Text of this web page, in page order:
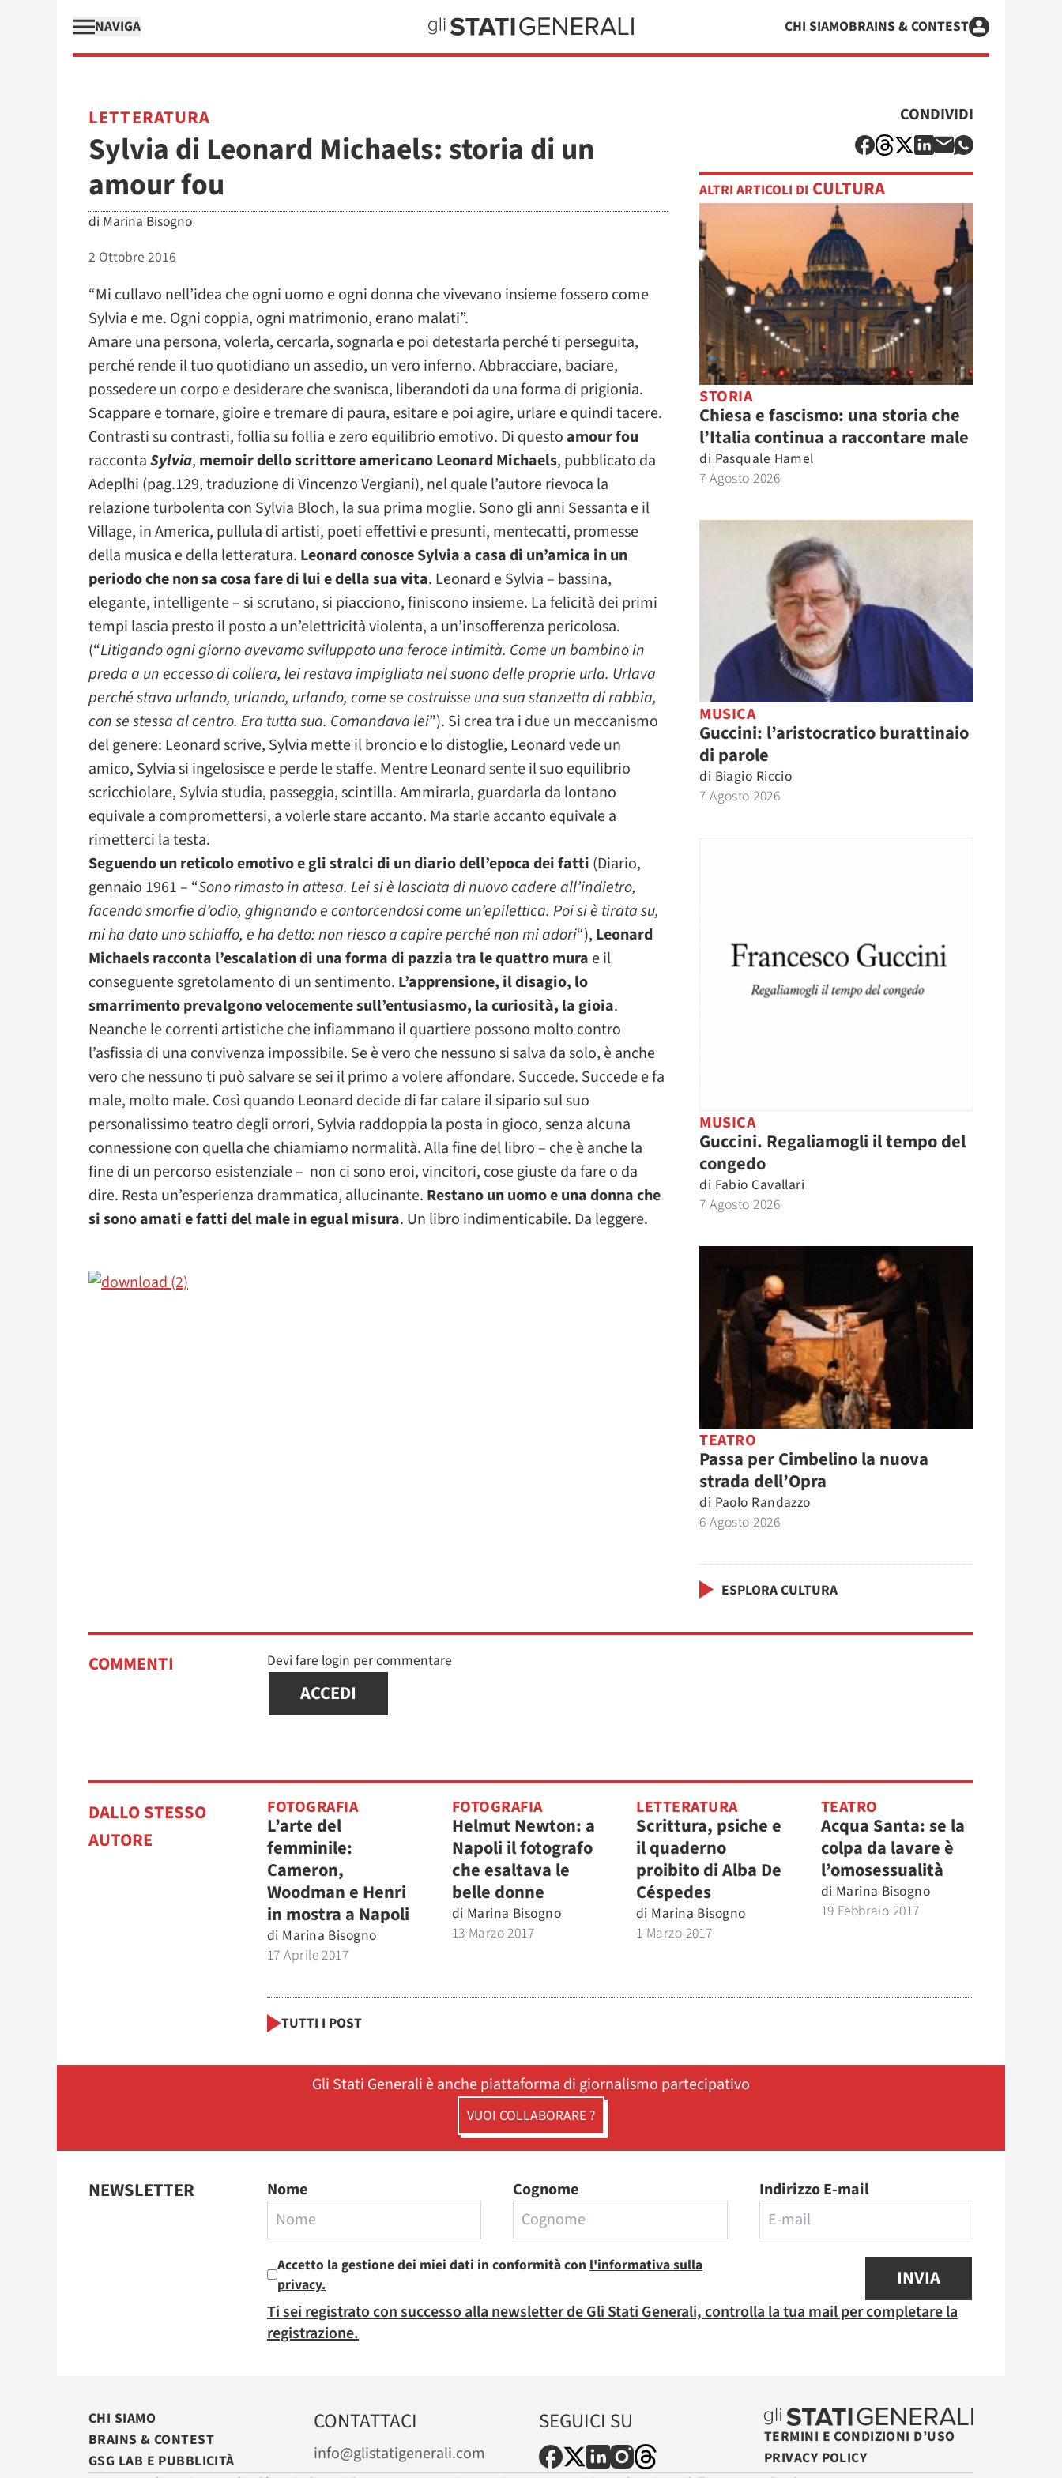
NAVIGA CHI SIAMOBRAINS & CONTEST
LETTERATURA
Sylvia di Leonard Michaels: storia di un
amour fou
di Marina Bisogno
2 Ottobre 2016
“Mi cullavo nell’idea che ogni uomo e ogni donna che vivevano insieme fossero come
Sylvia e me. Ogni coppia, ogni matrimonio, erano malati”.
Amare una persona, volerla, cercarla, sognarla e poi detestarla perché ti perseguita,
perché rende il tuo quotidiano un assedio, un vero inferno. Abbracciare, baciare,
possedere un corpo e desiderare che svanisca, liberandoti da una forma di prigionia.
Scappare e tornare, gioire e tremare di paura, esitare e poi agire, urlare e quindi tacere.
Contrasti su contrasti, follia su follia e zero equilibrio emotivo. Di questoamour fou
raccontaSylvia, memoir dello scrittore americano Leonard Michaels, pubblicato da
Adeplhi (pag.129, traduzione di Vincenzo Vergiani), nel quale l’autore rievoca la
relazione turbolenta con Sylvia Bloch, la sua prima moglie. Sono gli anni Sessanta e il
Village, in America, pullula di artisti, poeti effettivi e presunti, mentecatti, promesse
della musica e della letteratura. Leonard conosce Sylvia a casa di un’amica in un
periodo che non sa cosa fare di lui e della sua vita. Leonard e Sylvia – bassina,
elegante, intelligente – si scrutano, si piacciono, finiscono insieme. La felicità dei primi
tempi lascia presto il posto a un’elettricità violenta, a un’insofferenza pericolosa.
(“Litigando ogni giorno avevamo sviluppato una feroce intimità. Come un bambino in
preda a un eccesso di collera, lei restava impigliata nel suono delle proprie urla. Urlava
perché stava urlando, urlando, urlando, come se costruisse una sua stanzetta di rabbia,
con se stessa al centro. Era tutta sua. Comandava lei”). Si crea tra i due un meccanismo
del genere: Leonard scrive, Sylvia mette il broncio e lo distoglie, Leonard vede un
amico, Sylvia si ingelosisce e perde le staffe. Mentre Leonard sente il suo equilibrio
scricchiolare, Sylvia studia, passeggia, scintilla. Ammirarla, guardarla da lontano
equivale a compromettersi, a volerle stare accanto. Ma starle accanto equivale a
rimetterci la testa.
Seguendo un reticolo emotivo e gli stralci di un diario dell’epoca dei fatti (Diario,
gennaio 1961 – “Sono rimasto in attesa. Lei si è lasciata di nuovo cadere all’indietro,
facendo smorfie d’odio, ghignando e contorcendosi come un’epilettica. Poi si è tirata su,
mi ha dato uno schiaffo, e ha detto: non riesco a capire perché non mi adori“), Leonard
Michaels racconta l’escalation di una forma di pazzia tra le quattro mura e il
conseguente sgretolamento di un sentimento. L’apprensione, il disagio, lo
smarrimento prevalgono velocemente sull’entusiasmo, la curiosità, la gioia.
Neanche le correnti artistiche che infiammano il quartiere possono molto contro
l’asfissia di una convivenza impossibile. Se è vero che nessuno si salva da solo, è anche
vero che nessuno ti può salvare se sei il primo a volere affondare. Succede. Succede e fa
male, molto male. Così quando Leonard decide di far calare il sipario sul suo
personalissimo teatro degli orrori, Sylvia raddoppia la posta in gioco, senza alcuna
connessione con quella che chiamiamo normalità. Alla fine del libro – che è anche la
fine di un percorso esistenziale – non ci sono eroi, vincitori, cose giuste da fare o da
dire. Resta un’esperienza drammatica, allucinante. Restano un uomo e una donna che
si sono amati e fatti del male in egual misura. Un libro indimenticabile. Da leggere.
CONDIVIDI
ALTRI ARTICOLI DI CULTURA
STORIA
Chiesa e fascismo: una storia che
l’Italia continua a raccontare male
di Pasquale Hamel
7 Agosto 2026
MUSICA
Guccini: l’aristocratico burattinaio
di parole
di Biagio Riccio
7 Agosto 2026
MUSICA
Guccini. Regaliamogli il tempo del
congedo
di Fabio Cavallari
7 Agosto 2026
TEATRO
Passa per Cimbelino la nuova
strada dell’Opra
di Paolo Randazzo
6 Agosto 2026
ESPLORA CULTURA
COMMENTI Devi fare login per commentare
ACCEDI
DALLO STESSO
AUTORE
FOTOGRAFIA
L’arte del
femminile:
Cameron,
Woodman e Henri
in mostra a Napoli
di Marina Bisogno
17 Aprile 2017
FOTOGRAFIA
Helmut Newton: a
Napoli il fotografo
che esaltava le
belle donne
di Marina Bisogno
13 Marzo 2017
LETTERATURA
Scrittura, psiche e
il quaderno
proibito di Alba De
Céspedes
di Marina Bisogno
1 Marzo 2017
TEATRO
Acqua Santa: se la
colpa da lavare è
l’omosessualità
di Marina Bisogno
19 Febbraio 2017
TUTTI I POST
Gli Stati Generali è anche piattaforma di giornalismo partecipativo
VUOI COLLABORARE ?
NEWSLETTER Nome Cognome Indirizzo E-mail
Accetto la gestione dei miei dati in conformità con l'informativa sulla
privacy.
INVIA
Ti sei registrato con successo alla newsletter de Gli Stati Generali, controlla la tua mail per completare la
registrazione.
CHI SIAMO
BRAINS & CONTEST
GSG LAB E PUBBLICITÀ
CONTATTACI
info@glistatigenerali.com
SEGUICI SU
TERMINI E CONDIZIONI D’USO
PRIVACY POLICY